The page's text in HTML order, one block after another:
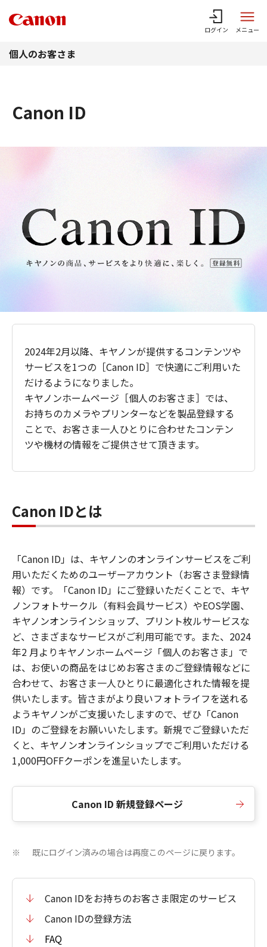
ログイン メニュー
個人のお客さま
Canon ID
2024年2月以降、キヤノンが提供するコンテンツや
サービスを1つの［Canon ID］で快適にご利用いた
だけるようになりました。
キヤノンホームページ［個人のお客さま］では、
お持ちのカメラやプリンターなどを製品登録する
ことで、お客さま一人ひとりに合わせたコンテン
ツや機材の情報をご提供させて頂きます。
Canon IDとは
「Canon ID」は、キヤノンのオンラインサービスをご利
用いただくためのユーザーアカウント（お客さま登録情
報）です。「Canon ID」にご登録いただくことで、キヤ
ノンフォトサークル（有料会員サービス）やEOS学園、
キヤノンオンラインショップ、プリント枚ルサービスな
ど、さまざまなサービスがご利用可能です。また、2024
年2 月よりキヤノンホームページ「個人のお客さま」で
は、お使いの商品をはじめお客さまのご登録情報などに
合わせて、お客さま一人ひとりに最適化された情報を提
供いたします。皆さまがより良いフォトライフを送れる
ようキヤノンがご支援いたしますので、ぜひ「Canon
ID」のご登録をお願いいたします。新規でご登録いただ
くと、キヤノンオンラインショップでご利用いただける
1,000円OFFクーポンを進呈いたします。
Canon ID 新規登録ページ
※ 既にログイン済みの場合は再度このページに戻ります。
Canon IDをお持ちのお客さま限定のサービス
Canon IDの登録方法
FAQ